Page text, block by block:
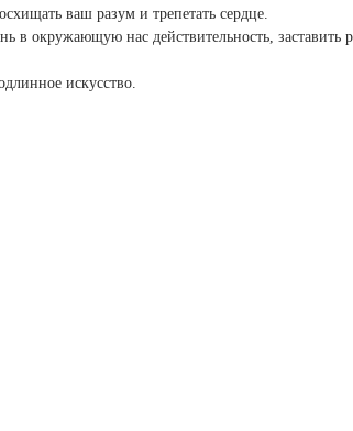
ваш разум и трепетать сердце.
в окружающую нас действительность, заставить
искусство.